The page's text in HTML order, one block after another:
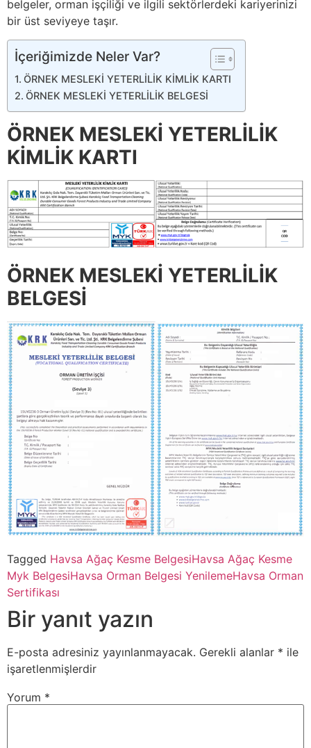
belgeler, orman işçiliği ve ilgili sektörlerdeki kariyerinizi
bir üst seviyeye taşır.
İçeriğimizde Neler Var?
ÖRNEK MESLEKİ YETERLİLİK KİMLİK KARTI
ÖRNEK MESLEKİ YETERLİLİK BELGESİ
ÖRNEK MESLEKİ YETERLİLİK
KİMLİK KARTI
ÖRNEK MESLEKİ YETERLİLİK
BELGESİ
Tagged Havsa Ağaç Kesme BelgesiHavsa Ağaç Kesme
Myk BelgesiHavsa Orman Belgesi YenilemeHavsa Orman
Sertifikası
Bir yanıt yazın
E-posta adresiniz yayınlanmayacak. Gerekli alanlar * ile
işaretlenmişlerdir
Yorum *